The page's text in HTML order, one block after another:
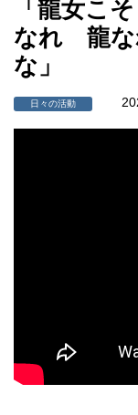
「龍女こ
なれ 龍な
な」
日々の活動